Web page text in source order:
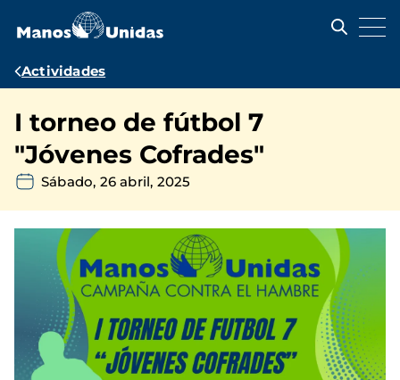
contenido
Ruta
navegación
Actividades
I torneo de fútbol 7
"Jóvenes Cofrades"
Sábado, 26 abril, 2025